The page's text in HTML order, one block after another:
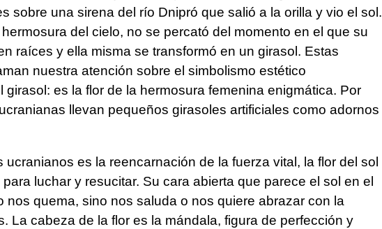
sobre una sirena del río Dnipró que salió a la orilla y vio el sol.
del cielo, no se percató del momento en el que su
raíces y ella misma se transformó en un girasol. Estas
nuestra atención sobre el simbolismo estético
girasol: es la flor de la hermosura femenina enigmática. Por
llevan pequeños girasoles artificiales como adornos
ucranianos es la reencarnación de la fuerza vital, la flor del sol
luchar y resucitar. Su cara abierta que parece el sol en el
nos quema, sino nos saluda o nos quiere abrazar con la
La cabeza de la flor es la mándala, figura de perfección y